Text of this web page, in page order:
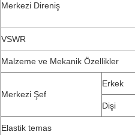
Merkezi Direniş
VSWR
Malzeme ve Mekanik Özellikler
Merkezi Şef
Erkek
Dişi
Elastik temas